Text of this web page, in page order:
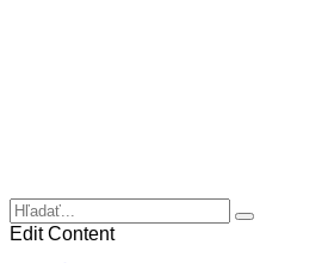
Edit Content